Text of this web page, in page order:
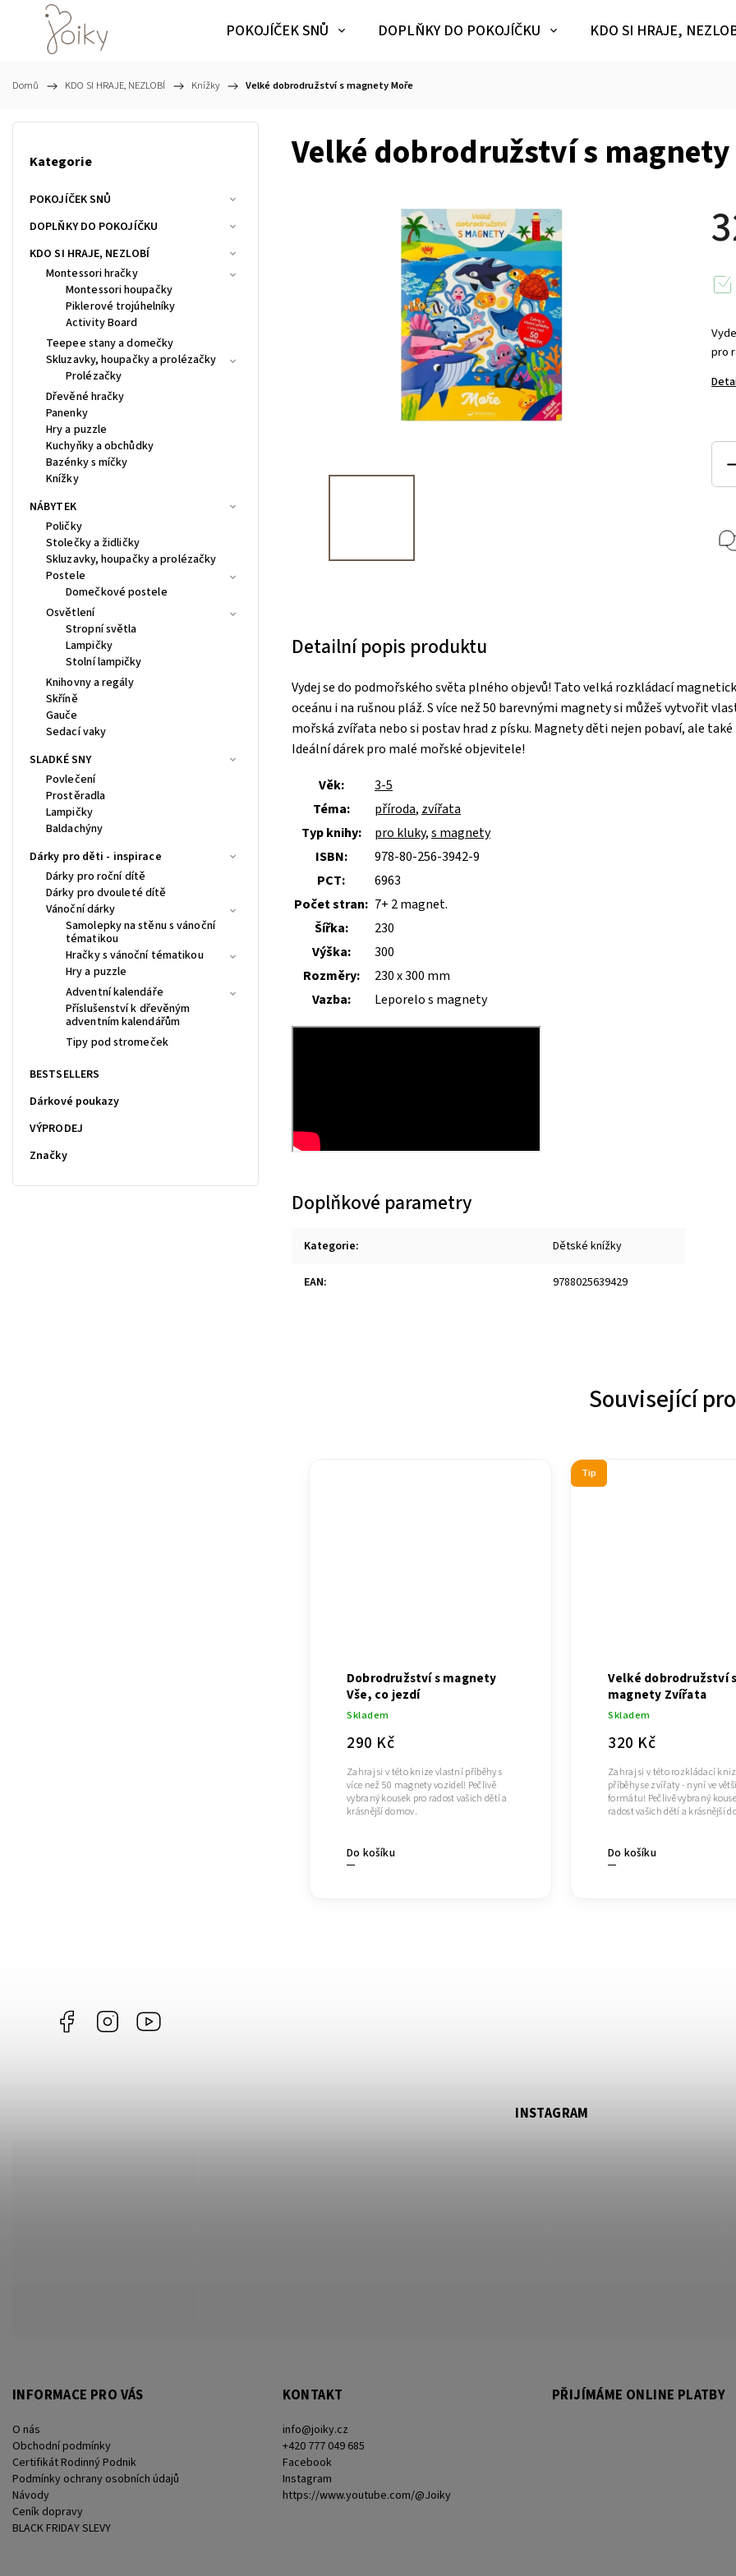
POKOJÍČEK SNŮ DOPLŇKY DO POKOJÍČKU KDO SI HRAJE,
Domů / KDO SI HRAJE, NEZLOBÍ / Knížky / Velké dobrodružství s magnety Moře
Kategorie
POKOJÍČEK SNŮ
DOPLŇKY DO POKOJÍČKU
KDO SI HRAJE, NEZLOBÍ
Montessori hračky
Montessori houpačky
Piklerové trojúhelníky
Activity Board
Teepee stany a domečky
Skluzavky, houpačky a prolézačky
Prolézačky
Dřevěné hračky
Panenky
Hry a puzzle
Kuchyňky a obchůdky
Bazénky s míčky
Knížky
NÁBYTEK
Poličky
Stolečky a židličky
Skluzavky, houpačky a prolézačky
Postele
Domečkové postele
Osvětlení
Stropní světla
Lampičky
Stolní lampičky
Knihovny a regály
Skříně
Gauče
Sedací vaky
SLADKÉ SNY
Povlečení
Prostěradla
Lampičky
Baldachýny
Dárky pro děti - inspirace
Dárky pro roční dítě
Dárky pro dvouleté dítě
Vánoční dárky
Samolepky na stěnu s vánoční
tématikou
Hračky s vánoční tématikou
Hry a puzzle
Adventní kalendáře
Příslušenství k dřevěným
adventním kalendářům
Tipy pod stromeček
BESTSELLERS
Dárkové poukazy
VÝPRODEJ
Značky
Velké dobrodružství s magnety
pro
Detailní popis produktu
Vydej se do podmořského světa plného objevů! Tato velká rozkládací
oceánu i na rušnou pláž. S více než 50 barevnými magnety si můžeš vytvořit
mořská zvířata nebo si postav hrad z písku. Magnety děti nejen pobaví, ale
Ideální dárek pro malé mořské objevitele!
Věk:
3-5
Téma:
příroda, zvířata
Typ knihy:
pro kluky,s magnety
ISBN:
978-80-256-3942-9
PCT:
6963
Počet stran: 7+ 2 magnet.
Šířka:
230
Výška:
300
Rozměry:
230 x 300 mm
Vazba:
Leporelo s magnety
Doplňkové parametry
Kategorie: Dětské knížky
EAN: 9788025639429
Související
Dobrodružství s magnety
Vše, co jezdí
Skladem
290 Kč
Do košíku
Zahraj si v této knize vlastní příběhy s
více než 50 magnety vozidel! Pečlivě
vybraný kousek pro radost vašich dětí a
krásnější domov.
Tip
Velké dobrodružství s
magnety Zvířata
Skladem
320 Kč
Do košíku
Zahraj si v této rozkládací
příběhy se zvířaty - nyní ve
formátu! Pečlivě vybraný
radost vašich dětí a krásnější
Facebook Instagram
INFORMACE PRO VÁS
O nás
Obchodní podmínky
Certifikát Rodinný Podnik
Podmínky ochrany osobních údajů
Návody
Ceník dopravy
BLACK FRIDAY SLEVY
KONTAKT
info@joiky.cz
+420 777 049 685
Facebook
Instagram
https://www.youtube.com/@Joiky
PŘIJÍMÁME ONLINE PLATBY
INSTAGRAM